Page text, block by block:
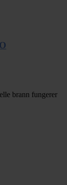
brann fungerer